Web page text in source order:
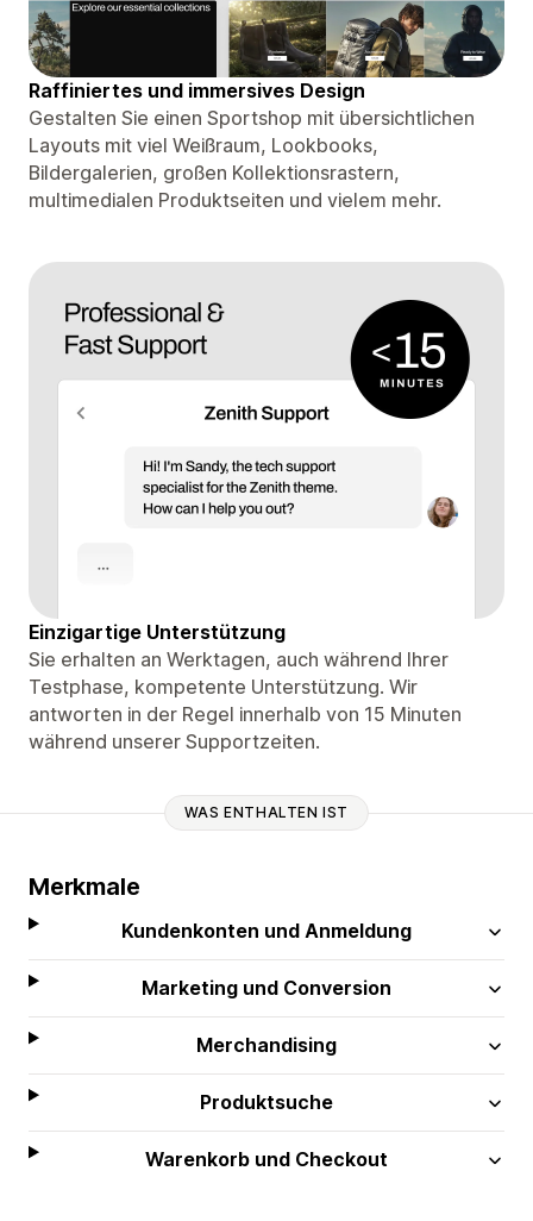
Raffiniertes und immersives Design
Gestalten Sie einen Sportshop mit übersichtlichen
Layouts mit viel Weißraum, Lookbooks,
Bildergalerien, großen Kollektionsrastern,
multimedialen Produktseiten und vielem mehr.
Einzigartige Unterstützung
Sie erhalten an Werktagen, auch während Ihrer
Testphase, kompetente Unterstützung. Wir
antworten in der Regel innerhalb von 15 Minuten
während unserer Supportzeiten.
WAS ENTHALTEN IST
Merkmale
Kundenkonten und Anmeldung
Marketing und Conversion
Merchandising
Produktsuche
Warenkorb und Checkout